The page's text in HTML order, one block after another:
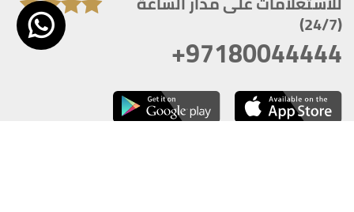
(24/7)
+97180044444